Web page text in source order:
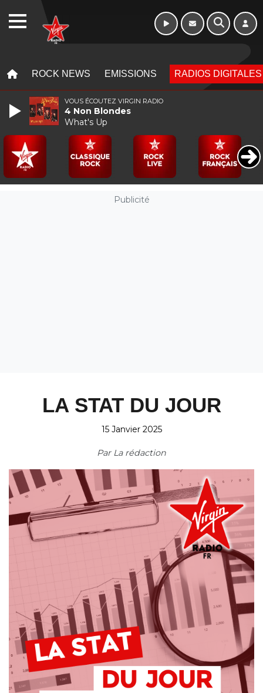
ROCK NEWS EMISSIONS RADIOS DIGITALES
Publicité
LA STAT DU JOUR
15 Janvier 2025
Par La rédaction
VOUS ÉCOUTEZ VIRGIN RADIO
4 Non Blondes
What's Up
WEBRADIO